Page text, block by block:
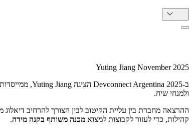
Yuting Jiang November 2025
ב-Devconnect Argentina 2025 הציגה Yuting Jiang, ממייסדות Agora Citizen Network, את העבודה של Agora סביב
ולמנחי שיח.
קהילות, כדי לעזור לקבוצות למצוא מכנה משותף בקנה מידה.